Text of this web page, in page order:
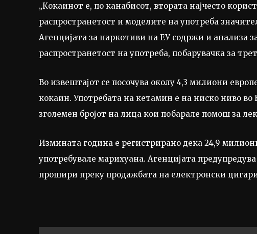
„Кокаинот е, по канабисот, втората најчесто
распространетост и моделите на употреба
Агенцијата за наркотиви на ЕУ содржи и анализа
распространетост на употреба, побарувачка за
Во извештајот се посочува околу 4,3 милиони
кокаин. Употребата на кетамин е на ниско ниво
зголемен бројот на лица кои побарале помош за
Измината година е регистрирано дека 24,9
употребувале марихуана. Агенцијата
прошири преку продажбата на електронски